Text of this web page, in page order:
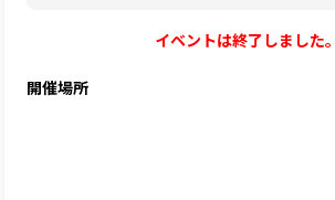
イベントは終了しました。
開催場所